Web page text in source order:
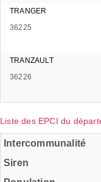
TRANGER
36225
TRANZAULT
36226
Liste des EPCI du
Intercommunalité
Siren